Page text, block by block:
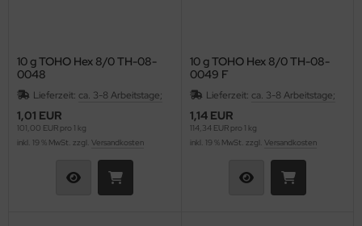
10 g TOHO Hex 8/0 TH-08-
0048
Lieferzeit: ca. 3-8 Arbeitstage;
1,01 EUR
101,00 EUR pro 1 kg
inkl. 19 % MwSt. zzgl. Versandkosten
10 g TOHO Hex 8/0 TH-08-
0049 F
Lieferzeit: ca. 3-8 Arbeitstage;
1,14 EUR
114,34 EUR pro 1 kg
inkl. 19 % MwSt. zzgl. Versandkosten